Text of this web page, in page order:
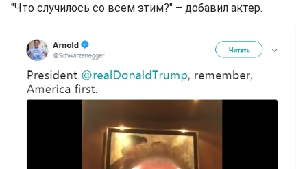
"Что случилось со всем этим?" – добавил актер.